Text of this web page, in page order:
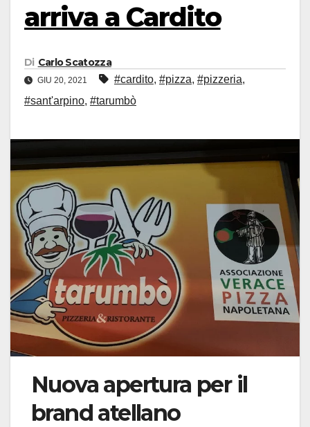
arriva a Cardito
Di Carlo Scatozza
GIU 20, 2021 #cardito, #pizza, #pizzeria,
#sant'arpino, #tarumbò
Nuova apertura per il
brand atellano